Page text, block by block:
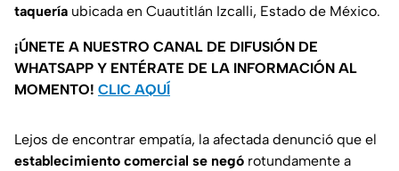
taquería ubicada en Cuautitlán Izcalli, Estado de México.
¡ÚNETE A NUESTRO CANAL DE DIFUSIÓN DE
WHATSAPP Y ENTÉRATE DE LA INFORMACIÓN AL
MOMENTO! CLIC AQUÍ
Lejos de encontrar empatía, la afectada denunció que el
establecimiento comercial se negó rotundamente a